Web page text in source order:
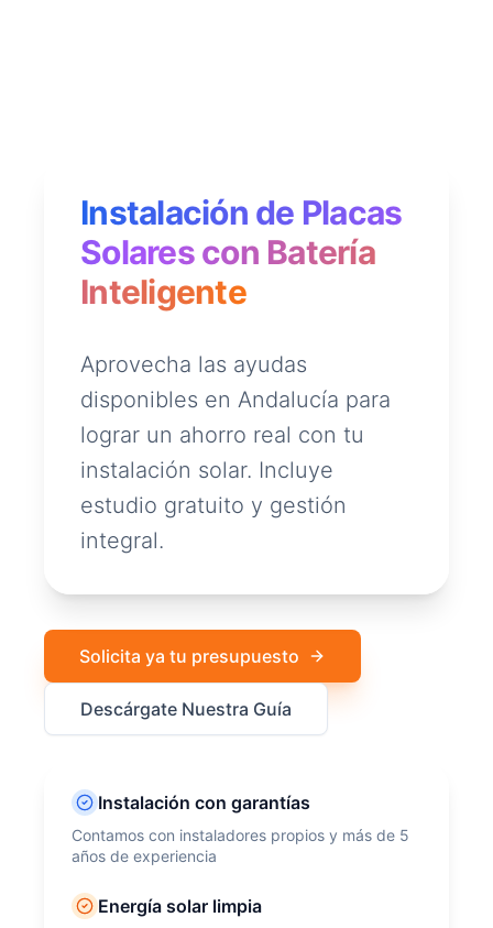
Instalación de Placas
Solares con Batería
Inteligente
Aprovecha las ayudas
disponibles en Andalucía para
lograr un ahorro real con tu
instalación solar. Incluye
estudio gratuito y gestión
integral.
Solicita ya tu presupuesto
Descárgate Nuestra Guía
Instalación con garantías
Contamos con instaladores propios y más de 5
años de experiencia
Energía solar limpia